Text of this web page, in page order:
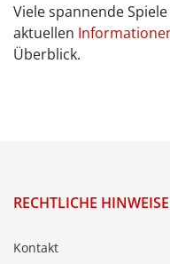
Viele spannende
aktuellen
Überblick.
RECHTLICHE HINWEISE
Kontakt